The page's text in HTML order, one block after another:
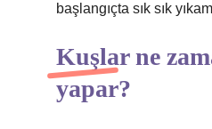
başlangıçta sık sık
Kuşlar ne
yapar?